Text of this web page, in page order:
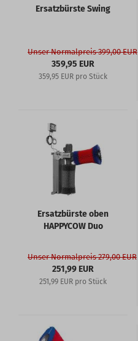
Ersatzbürste Swing
Unser Normalpreis 399,00 EUR
359,95 EUR
359,95 EUR pro Stück
Ersatzbürste oben
HAPPYCOW Duo
Unser Normalpreis 279,00 EUR
251,99 EUR
251,99 EUR pro Stück